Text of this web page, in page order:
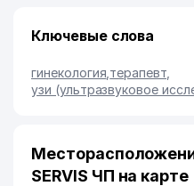
Ключевые слова
гинекология терапевт
узи (ультразвуковое
SERVIS ЧП на карте